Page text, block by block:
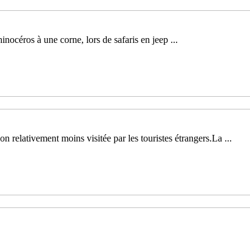
à une corne, lors de safaris en jeep ...
relativement moins visitée par les touristes étrangers.La ...